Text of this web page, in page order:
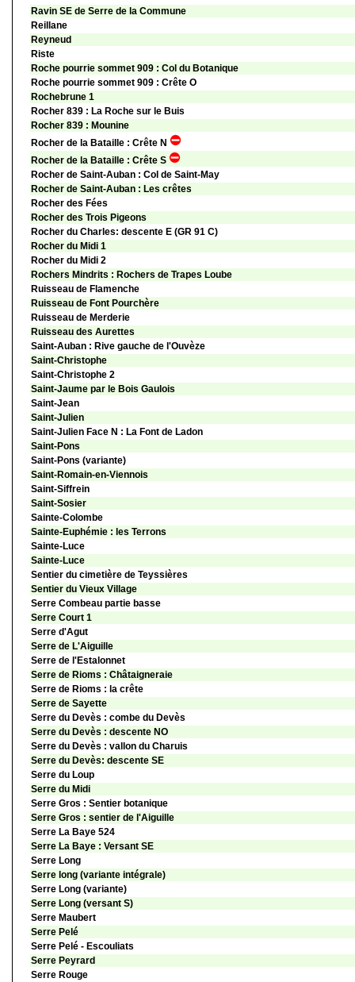
Ravin SE de Serre de la Commune
Reillane
Reyneud
Riste
Roche pourrie sommet 909 : Col du Botanique
Roche pourrie sommet 909 : Crête O
Rochebrune 1
Rocher 839 : La Roche sur le Buis
Rocher 839 : Mounine
Rocher de la Bataille : Crête N
Rocher de la Bataille : Crête S
Rocher de Saint-Auban : Col de Saint-May
Rocher de Saint-Auban : Les crêtes
Rocher des Fées
Rocher des Trois Pigeons
Rocher du Charles: descente E (GR 91 C)
Rocher du Midi 1
Rocher du Midi 2
Rochers Mindrits : Rochers de Trapes Loube
Ruisseau de Flamenche
Ruisseau de Font Pourchère
Ruisseau de Merderie
Ruisseau des Aurettes
Saint-Auban : Rive gauche de l'Ouvèze
Saint-Christophe
Saint-Christophe 2
Saint-Jaume par le Bois Gaulois
Saint-Jean
Saint-Julien
Saint-Julien Face N : La Font de Ladon
Saint-Pons
Saint-Pons (variante)
Saint-Romain-en-Viennois
Saint-Siffrein
Saint-Sosier
Sainte-Colombe
Sainte-Euphémie : les Terrons
Sainte-Luce
Sainte-Luce
Sentier du cimetière de Teyssières
Sentier du Vieux Village
Serre Combeau partie basse
Serre Court 1
Serre d'Agut
Serre de L'Aiguille
Serre de l'Estalonnet
Serre de Rioms : Châtaigneraie
Serre de Rioms : la crête
Serre de Sayette
Serre du Devès : combe du Devès
Serre du Devès : descente NO
Serre du Devès : vallon du Charuis
Serre du Devès: descente SE
Serre du Loup
Serre du Midi
Serre Gros : Sentier botanique
Serre Gros : sentier de l'Aiguille
Serre La Baye 524
Serre La Baye : Versant SE
Serre Long
Serre long (variante intégrale)
Serre Long (variante)
Serre Long (versant S)
Serre Maubert
Serre Pelé
Serre Pelé - Escouliats
Serre Peyrard
Serre Rouge